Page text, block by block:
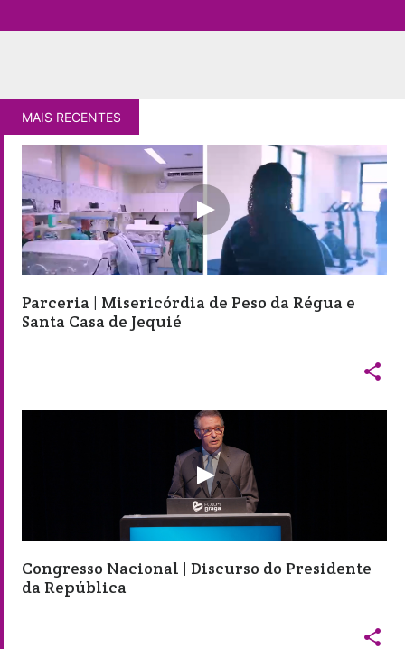
MAIS RECENTES
Parceria | Misericórdia de Peso da Régua e
Santa Casa de Jequié

Congresso Nacional | Discurso do Presidente
da República
